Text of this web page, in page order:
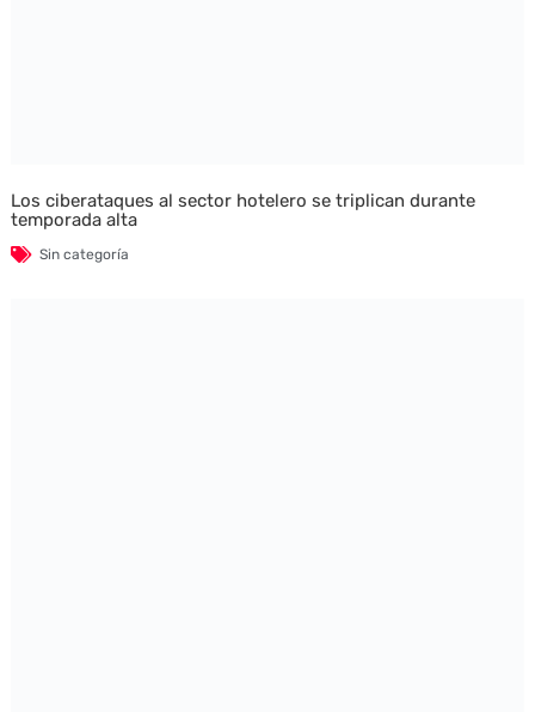
Los ciberataques al sector hotelero se triplican durante
temporada alta
Sin categoría